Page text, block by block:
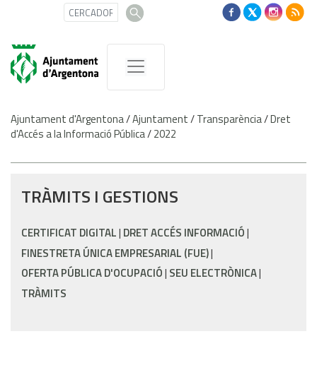
Ajuntament d'Argentona/Ajuntament/Transparència/Dret
d'Accés a la Informació Pública/2022
TRÀMITS I GESTIONS
CERTIFICAT DIGITAL DRET ACCÉS INFORMACIÓ
FINESTRETA ÚNICA EMPRESARIAL (FUE)
OFERTA PÚBLICA D'OCUPACIÓ SEU ELECTRÒNICA
TRÀMITS